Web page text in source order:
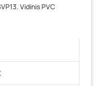
vienetųVidinis PVC